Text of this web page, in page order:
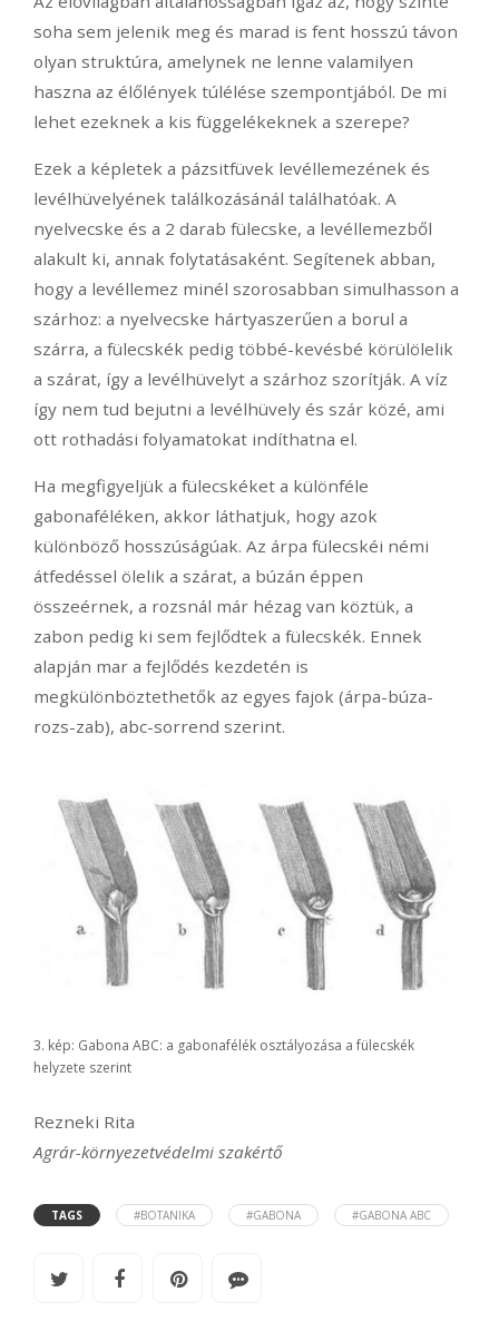
soha sem jelenik meg és marad is fent hosszú távon
olyan struktúra, amelynek ne lenne valamilyen
haszna az élőlények túlélése szempontjából. De mi
lehet ezeknek a kis függelékeknek a szerepe?
Ezek a képletek a pázsitfüvek levéllemezének és
levélhüvelyének találkozásánál találhatóak. A
nyelvecske és a 2 darab fülecske, a levéllemezből
alakult ki, annak folytatásaként. Segítenek abban,
hogy a levéllemez minél szorosabban simulhasson a
szárhoz: a nyelvecske hártyaszerűen a borul a
szárra, a fülecskék pedig többé-kevésbé körülölelik
a szárat, így a levélhüvelyt a szárhoz szorítják. A víz
így nem tud bejutni a levélhüvely és szár közé, ami
ott rothadási folyamatokat indíthatna el.
Ha megfigyeljük a fülecskéket a különféle
gabonaféléken, akkor láthatjuk, hogy azok
különböző hosszúságúak. Az árpa fülecskéi némi
átfedéssel ölelik a szárat, a búzán éppen
összeérnek, a rozsnál már hézag van köztük, a
zabon pedig ki sem fejlődtek a fülecskék. Ennek
alapján mar a fejlődés kezdetén is
megkülönböztethetők az egyes fajok (árpa-búza-
rozs-zab), abc-sorrend szerint.
3. kép: Gabona ABC: a gabonafélék osztályozása a fülecskék
helyzete szerint
Rezneki Rita
Agrár-környezetvédelmi szakértő
TAGS #BOTANIKA #GABONA #GABONA ABC